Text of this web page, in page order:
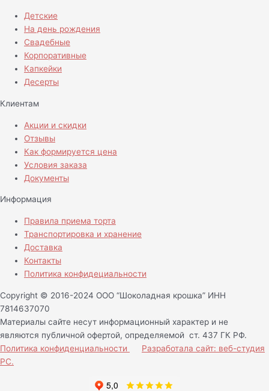
Детские
На день рождения
Свадебные
Корпоративные
Капкейки
Десерты
Клиентам
Акции и скидки
Отзывы
Как формируется цена
Условия заказа
Документы
Информация
Правила приема торта
Транспортировка и хранение
Доставка
Контакты
Политика конфидециальности
Copyright © 2016-2024 ООО “Шоколадная крошка” ИНН
7814637070
Материалы сайте несут информационный характер и не
являются публичной офертой, определяемой ст. 437 ГК РФ.
Политика конфиденциальности
Разработала сайт: веб-студия
РС.